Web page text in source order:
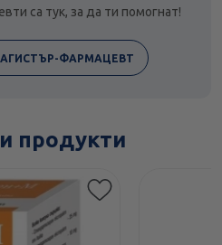
са тук, за да ти помогнат!
ФАРМАЦЕВТ
продукти